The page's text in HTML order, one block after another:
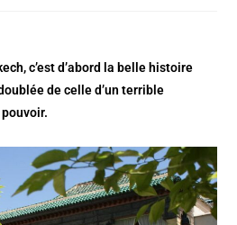
c’est d’abord la belle histoire
de celle d’un terrible